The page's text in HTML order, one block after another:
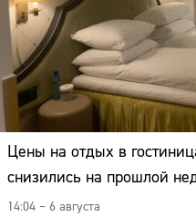
Цены на отдых в
снизились на прошлой
14:04 – 6 августа